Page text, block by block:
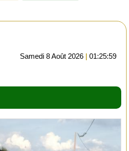
Samedi 8 Août 2026 | 01:25:59